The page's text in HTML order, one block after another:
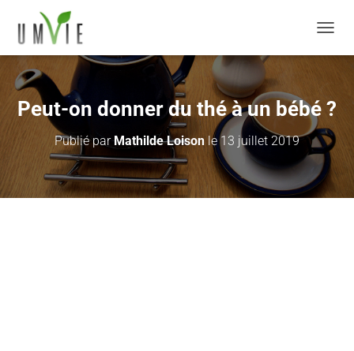
Peut-on donner du thé à un bébé ?
Publié parMathilde Loison le13 juillet 2019